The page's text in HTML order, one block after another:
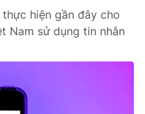
hiện gần đây cho
Nam sử dụng tin nhắn